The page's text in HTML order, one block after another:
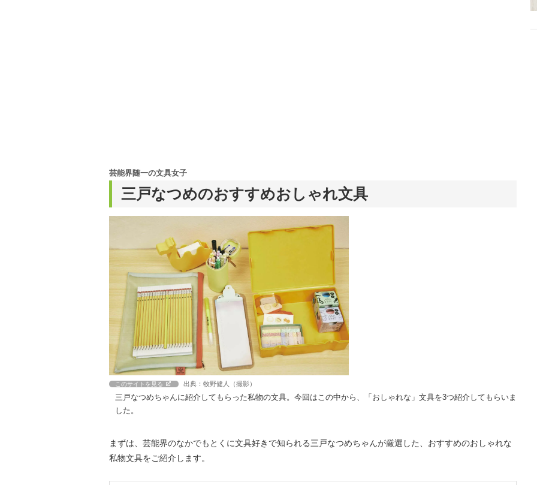
三戸なつめのおすすめおしゃれ文具
芸能界随一の文具女子
このサイトを見る 出典：牧野健人（撮影）
三戸なつめちゃんに紹介してもらった私物の文具。今回はこの中から、「おしゃれな」文具を3つ紹介してもらいま
した。
まずは、芸能界のなかでもとくに文具好きで知られる三戸なつめちゃんが厳選した、おすすめのおしゃれな
私物文具をご紹介します。